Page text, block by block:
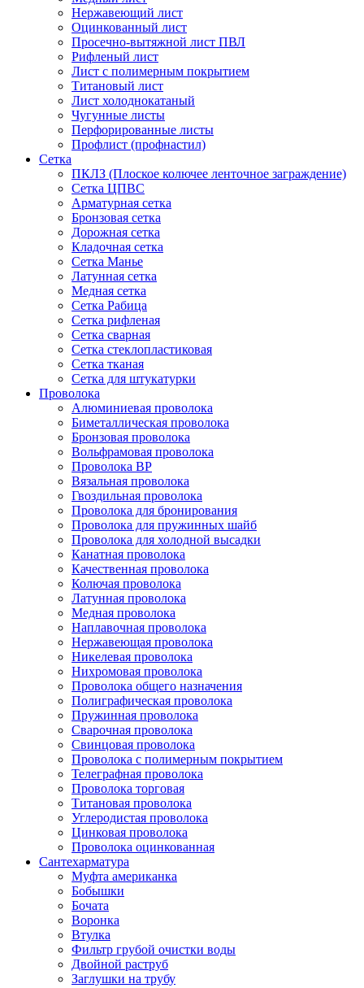
Нержавеющий лист
Оцинкованный лист
Просечно-вытяжной лист ПВЛ
Рифленый лист
Лист с полимерным покрытием
Титановый лист
Лист холоднокатаный
Чугунные листы
Перфорированные листы
Профлист (профнастил)
Сетка
ПКЛЗ (Плоское колючее ленточное заграждение)
Сетка ЦПВС
Арматурная сетка
Бронзовая сетка
Дорожная сетка
Кладочная сетка
Сетка Манье
Латунная сетка
Медная сетка
Сетка Рабица
Сетка рифленая
Сетка сварная
Сетка стеклопластиковая
Сетка тканая
Сетка для штукатурки
Проволока
Алюминиевая проволока
Биметаллическая проволока
Бронзовая проволока
Вольфрамовая проволока
Проволока ВР
Вязальная проволока
Гвоздильная проволока
Проволока для бронирования
Проволока для пружинных шайб
Проволока для холодной высадки
Канатная проволока
Качественная проволока
Колючая проволока
Латунная проволока
Медная проволока
Наплавочная проволока
Нержавеющая проволока
Никелевая проволока
Нихромовая проволока
Проволока общего назначения
Полиграфическая проволока
Пружинная проволока
Сварочная проволока
Свинцовая проволока
Проволока с полимерным покрытием
Телеграфная проволока
Проволока торговая
Титановая проволока
Углеродистая проволока
Цинковая проволока
Проволока оцинкованная
Сантехарматура
Муфта американка
Бобышки
Бочата
Воронка
Втулка
Фильтр грубой очистки воды
Двойной раструб
Заглушки на трубу